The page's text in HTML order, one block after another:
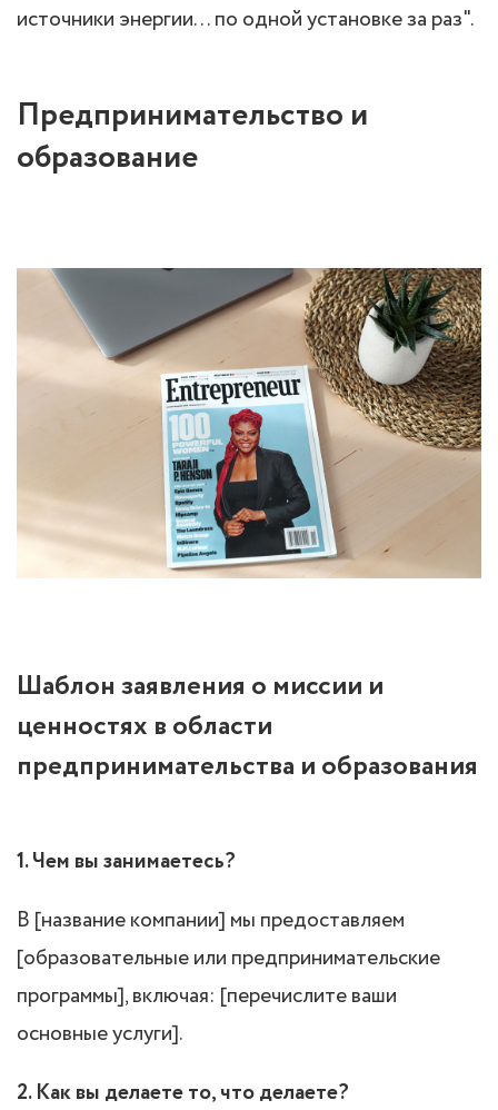
источники энергии… по одной установке за раз".
Предпринимательство и
образование
Шаблон заявления о миссии и
ценностях в области
предпринимательства и образования
1. Чем вы занимаетесь?
В [название компании] мы предоставляем
[образовательные или предпринимательские
программы], включая: [перечислите ваши
основные услуги].
2. Как вы делаете то, что делаете?